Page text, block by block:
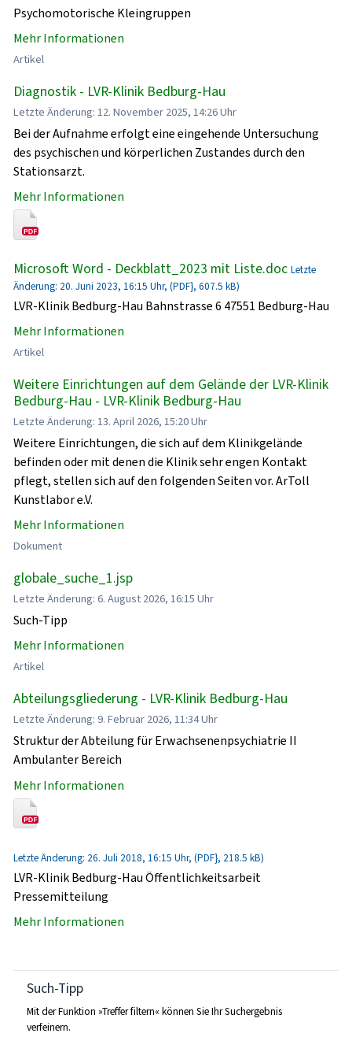
Psychomotorische Kleingruppen
Mehr Informationen
Artikel
Diagnostik - LVR-Klinik Bedburg-Hau
Letzte Änderung: 12. November 2025, 14:26 Uhr
Bei der Aufnahme erfolgt eine eingehende Untersuchung
des psychischen und körperlichen Zustandes durch den
Stationsarzt.
Mehr Informationen
Microsoft Word - Deckblatt_2023 mit Liste.doc Letzte
Änderung: 20. Juni 2023, 16:15 Uhr, (PDF}, 607.5 kB)
LVR-Klinik Bedburg-Hau Bahnstrasse 6 47551 Bedburg-Hau
Mehr Informationen
Artikel
Weitere Einrichtungen auf dem Gelände der LVR-Klinik
Bedburg-Hau - LVR-Klinik Bedburg-Hau
Letzte Änderung: 13. April 2026, 15:20 Uhr
Weitere Einrichtungen, die sich auf dem Klinikgelände
befinden oder mit denen die Klinik sehr engen Kontakt
pflegt, stellen sich auf den folgenden Seiten vor. ArToll
Kunstlabor e.V.
Mehr Informationen
Dokument
globale_suche_1.jsp
Letzte Änderung: 6. August 2026, 16:15 Uhr
Such-Tipp
Mehr Informationen
Artikel
Abteilungsgliederung - LVR-Klinik Bedburg-Hau
Letzte Änderung: 9. Februar 2026, 11:34 Uhr
Struktur der Abteilung für Erwachsenenpsychiatrie II
Ambulanter Bereich
Mehr Informationen
Letzte Änderung: 26. Juli 2018, 16:15 Uhr, (PDF}, 218.5 kB)
LVR-Klinik Bedburg-Hau Öffentlichkeitsarbeit
Pressemitteilung
Mehr Informationen
Such-Tipp
Mit der Funktion »Treffer filtern« können Sie Ihr Suchergebnis
verfeinern.